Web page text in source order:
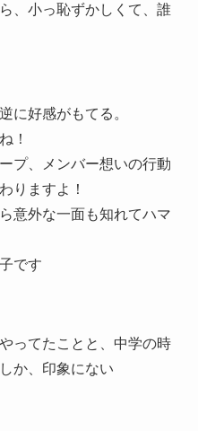
、小っ恥ずかしくて、誰
に好感がもてる。
！
プ、メンバー想いの行動
りますよ！
意外な一面も知れてハマ
です
ってたことと、中学の時
か、印象にない